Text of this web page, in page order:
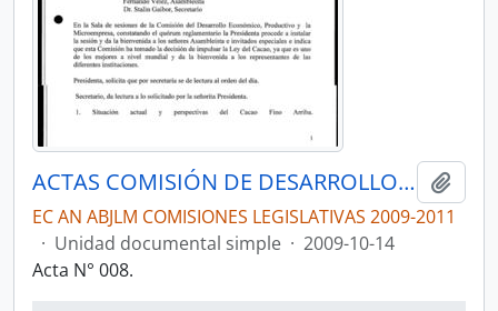
ACTAS COMISIÓN DE DESARROLLO ECONÓMICO, PRODUCTIVO Y LA MICROEMPRESA
EC AN ABJLM COMISIONES LEGISLATIVAS 2009-2011
· Unidad documental simple · 2009-10-14
Acta N° 008.